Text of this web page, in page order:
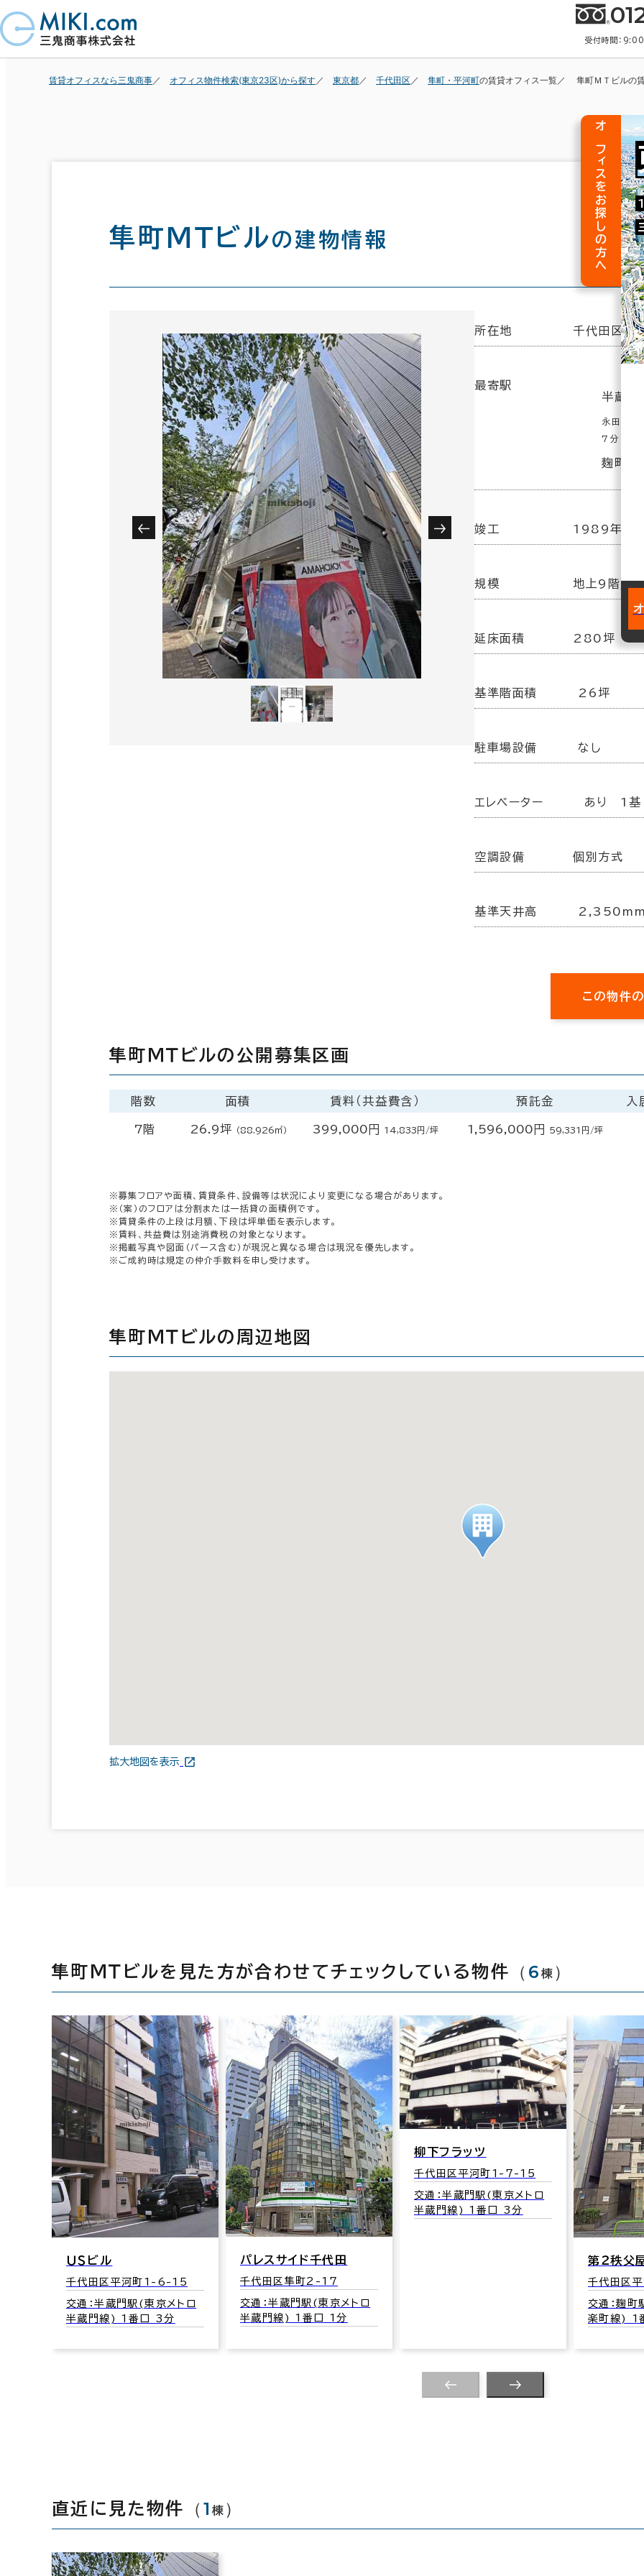
受付時間：
賃貸オフィスなら三鬼商事 オフィス物件検索(東京23区)から探す 東京都 千代田区 隼町・平河町の賃貸オフィス一覧 隼町ＭＴビルの
隼町ＭＴビルの建物情報
所在地 千代田区
最寄駅
半蔵門
永田町
7分
麹町駅
竣工 1989年10
規模 地上9階建
延床面積 280坪
基準階面積 26坪
駐車場設備 なし
エレベーター あり 1基
空調設備 個別方式
基準天井高
この物件
隼町ＭＴビルの公開募集区画
階数 面積 賃料（共益費含） 預託金 入
7階 26.9坪 （88.926㎡） 399,000円 14,833円/坪 1,596,000円 59,331円/坪
※募集フロアや面積、賃貸条件、設備等は状況により変更になる場合があります。
※（案）のフロアは分割または一括貸の面積例です。
※賃貸条件の上段は月額、下段は坪単価を表示します。
※賃料、共益費は別途消費税の対象となります。
※掲載写真や図面（パース含む）が現況と異なる場合は現況を優先します。
※ご成約時は規定の仲介手数料を申し受けます。
隼町ＭＴビルの周辺地図
拡大地図を表示
隼町ＭＴビルを見た方が合わせてチェックしている物件 （ 6 棟 ）
ＵＳビル
千代田区平河町1-6-15
交通：半蔵門駅(東京メトロ
半蔵門線) 1番口 3分
パレスサイド千代田
千代田区隼町2-17
交通：半蔵門駅(東京メトロ
半蔵門線) 1番口 1分
柳下フラッツ
千代田区平河町1-7-15
交通：半蔵門駅(東京メトロ
半蔵門線) 1番口 3分
第２秩父屋
千代田区平
交通：麹町駅(
楽町線) 1番
直近に見た物件 （1 棟 ）
オフィスをお探しの方へ